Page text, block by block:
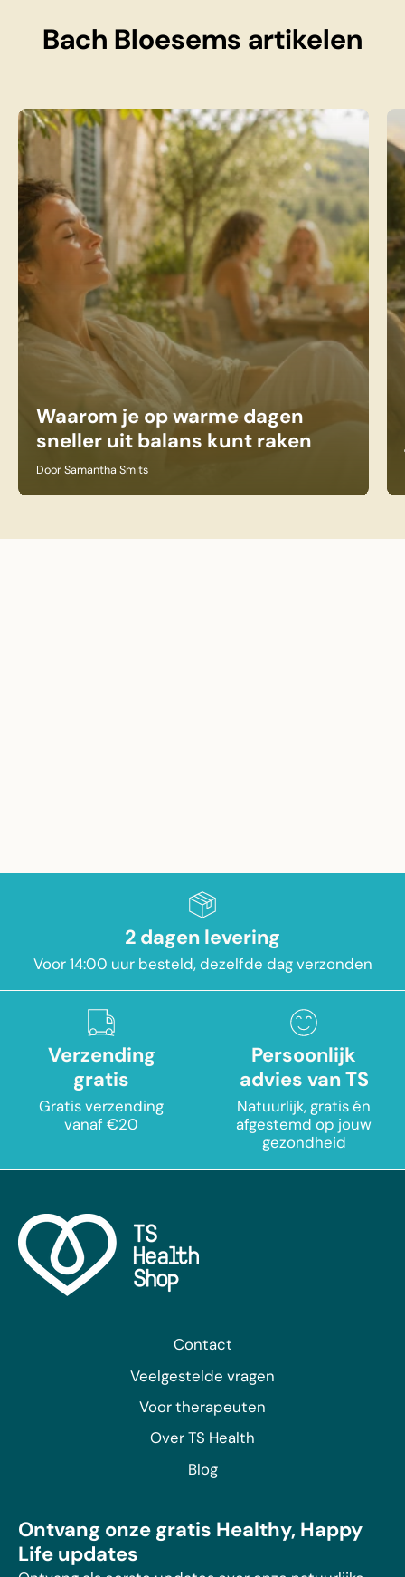
Bach Bloesems artikelen
Waarom je op warme dagen
sneller uit balans kunt raken
Door Samantha Smits
2 dagen levering
Voor 14:00 uur besteld, dezelfde dag verzonden
Verzending
gratis
Gratis verzending
vanaf €20
Persoonlijk
advies van TS
Natuurlijk, gratis én
afgestemd op jouw
gezondheid
Contact
Veelgestelde vragen
Voor therapeuten
Over TS Health
Blog
Ontvang onze gratis Healthy, Happy
Life updates